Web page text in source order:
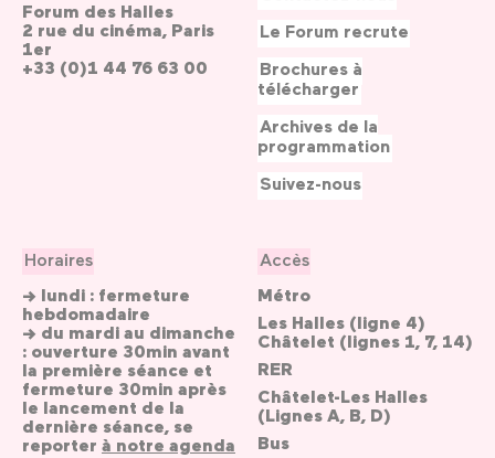
Forum des Halles
2 rue du cinéma, Paris
1er
+33 (0)1 44 76 63 00
Horaires
→ lundi : fermeture
hebdomadaire
→ du mardi au dimanche
: ouverture 30min avant
la première séance et
fermeture 30min après
le lancement de la
dernière séance, se
reporter à notre agenda
Accès
Métro
Les Halles (ligne 4)
Châtelet (lignes 1, 7, 14)
RER
Châtelet-Les Halles
(Lignes A, B, D)
Bus
Le Forum recrute
Brochures à
télécharger
Archives de la
programmation
Suivez-nous